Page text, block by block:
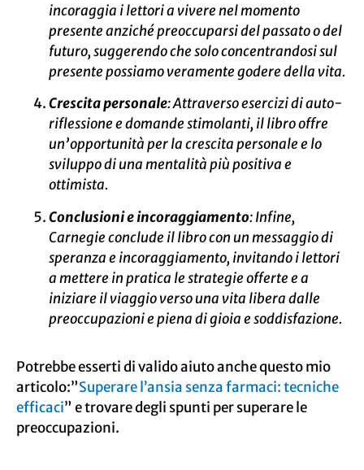
incoraggia i lettori a vivere nel momento
presente anziché preoccuparsi del passato o del
futuro, suggerendo che solo concentrandosi sul
presente possiamo veramente godere della vita.
Crescita personale: Attraverso esercizi di auto-
riflessione e domande stimolanti, il libro offre
un’opportunità per la crescita personale e lo
sviluppo di una mentalità più positiva e
ottimista.
Conclusioni e incoraggiamento: Infine,
Carnegie conclude il libro con un messaggio di
speranza e incoraggiamento, invitando i lettori
a mettere in pratica le strategie offerte e a
iniziare il viaggio verso una vita libera dalle
preoccupazioni e piena di gioia e soddisfazione.
Potrebbe esserti di valido aiuto anche questo mio
articolo:”Superare l’ansia senza farmaci: tecniche
efficaci” e trovare degli spunti per superare le
preoccupazioni.